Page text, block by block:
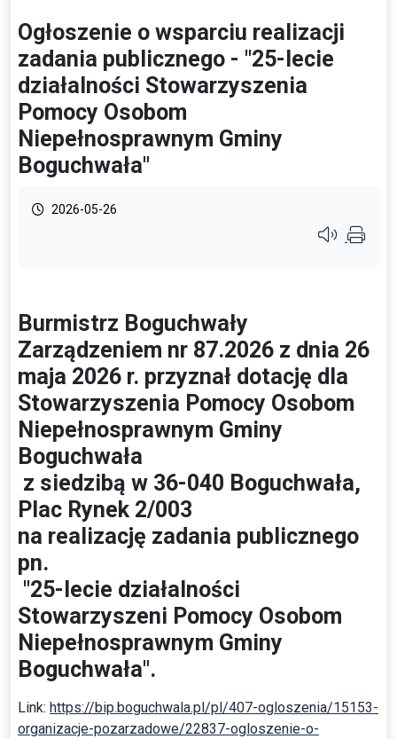
Ogłoszenie o wsparciu realizacji
zadania publicznego - "25-lecie
działalności Stowarzyszenia
Pomocy Osobom
Niepełnosprawnym Gminy
Boguchwała"
2026-05-26
Przycisk
Burmistrz Boguchwały
Zarządzeniem nr 87.2026 z dnia 26
maja 2026 r. przyznał dotację dla
Stowarzyszenia Pomocy Osobom
Niepełnosprawnym Gminy
Boguchwała
z siedzibą w 36-040 Boguchwała,
Plac Rynek 2/003
na realizację zadania publicznego
pn.
"25-lecie działalności
Stowarzyszeni Pomocy Osobom
Niepełnosprawnym Gminy
Boguchwała".
Link: https://bip.boguchwala.pl/pl/407-ogloszenia/15153-
organizacje-pozarzadowe/22837-ogloszenie-o-